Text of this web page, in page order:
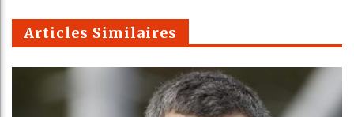
m
Articles Similaires